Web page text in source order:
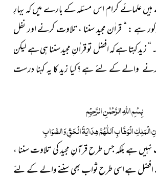
علمائے کرام اس مسئلہ کے بارے میں کہ بہارِ
ہے : “ قراٰن مجید سننا ، تلاوت کرنے اور نفل
کہتا ہے کہ افضل تو قراٰنِ مجید سننا ہی ہے لیکن
والے کے لئے ہے ؟کیا زید کا یہ کہنا درست
بِسْمِ اللّٰہِ الرَّحْمٰنِ الرَّحِیْمِ
الْمَلِکِ الْوَھَّابِ اَللّٰھُمَّ ھِدَایَۃَ الْحَقِّ وَالصَّوَابِ
ہے بلکہ جس طرح قرآنِ مجید کی تلاوت سننا ،
ہے اسی طرح ثواب بھی سننے والے کے لئے